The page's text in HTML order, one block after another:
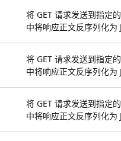
将 GET 请求发送到指定
中将响应正文反序列化为
将 GET 请求发送到指定
中将响应正文反序列化为
将 GET 请求发送到指定
中将响应正文反序列化为